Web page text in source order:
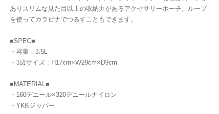
ありスリムな見た目以上の収納力があるアクセサリーポーチ。ループ
を使ってカラビナでつるすこともできます。
■SPEC■
・容量：3.5L
・3辺サイズ：H17cm×W29cm×D9cm
■MATERIAL■
・160デニール×320デニールナイロン
・YKKジッパー